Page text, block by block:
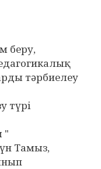
беру,
тәрбиелеу
түрі
"
Тамыз,